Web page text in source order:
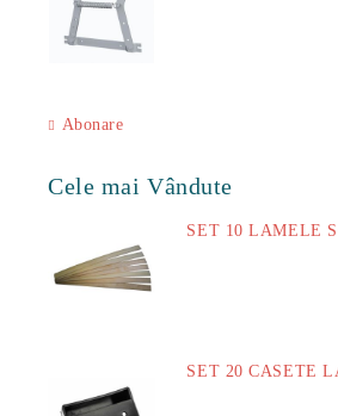
Abonare
Cele mai Vândute
SET 10 LAMELE
SET 20 CASETE